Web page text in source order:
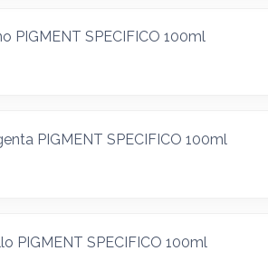
PIGMENT SPECIFICO 100ml
PIGMENT SPECIFICO 100ml
PIGMENT SPECIFICO 100ml